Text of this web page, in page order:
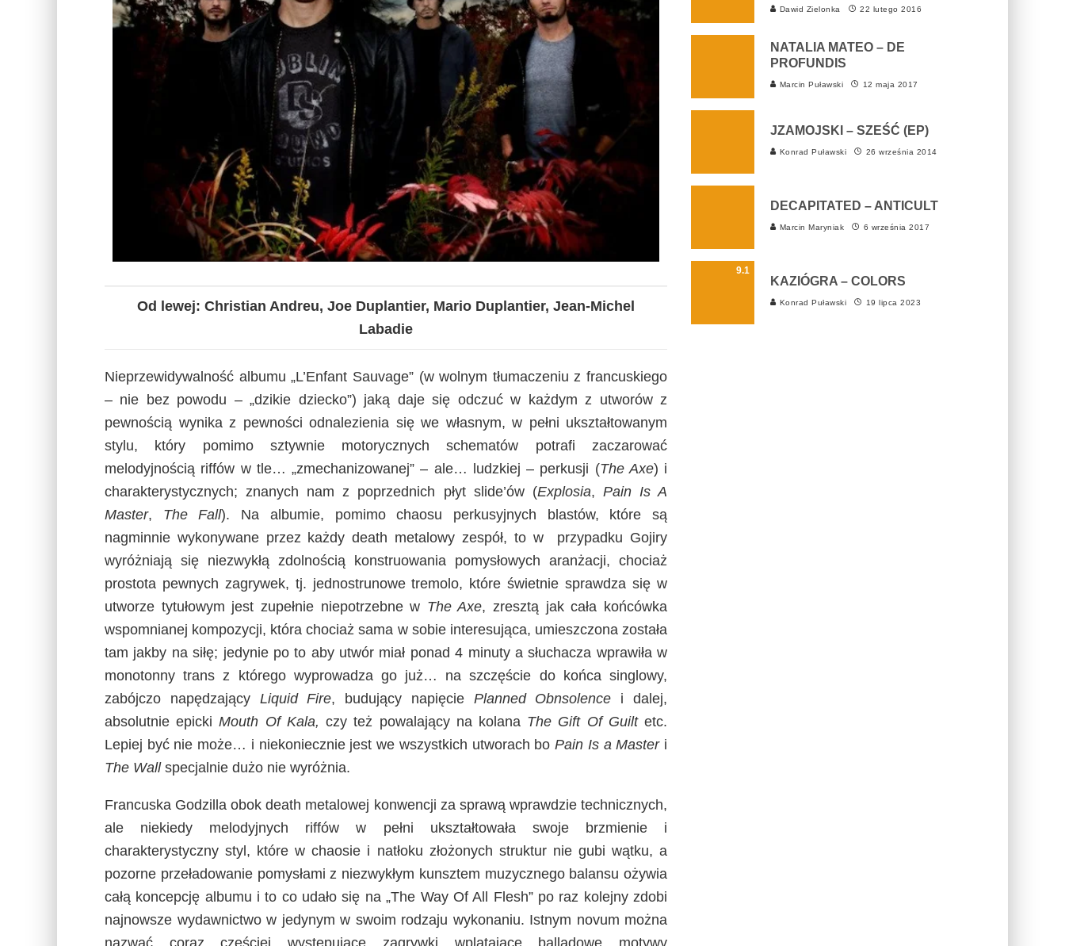
Od lewej: Christian Andreu, Joe Duplantier, Mario Duplantier, Jean-Michel
Labadie
Nieprzewidywalność albumu „L’Enfant Sauvage” (w wolnym tłumaczeniu z francuskiego
– nie bez powodu – „dzikie dziecko”) jaką daje się odczuć w każdym z utworów z
pewnością wynika z pewności odnalezienia się we własnym, w pełni ukształtowanym
stylu, który pomimo sztywnie motorycznych schematów potrafi zaczarować
melodyjnością riffów w tle… „zmechanizowanej” – ale… ludzkiej – perkusji (The Axe) i
charakterystycznych; znanych nam z poprzednich płyt slide’ów (Explosia, Pain Is A
Master, The Fall). Na albumie, pomimo chaosu perkusyjnych blastów, które są
nagminnie wykonywane przez każdy death metalowy zespół, to w przypadku Gojiry
wyróżniają się niezwykłą zdolnością konstruowania pomysłowych aranżacji, chociaż
prostota pewnych zagrywek, tj. jednostrunowe tremolo, które świetnie sprawdza się w
utworze tytułowym jest zupełnie niepotrzebne w The Axe, zresztą jak cała końcówka
wspomnianej kompozycji, która chociaż sama w sobie interesująca, umieszczona została
tam jakby na siłę; jedynie po to aby utwór miał ponad 4 minuty a słuchacza wprawiła w
monotonny trans z którego wyprowadza go już… na szczęście do końca singlowy,
zabójczo napędzający Liquid Fire, budujący napięcie Planned Obnsolence i dalej,
absolutnie epickiMouth Of Kala,czy też powalający na kolana The Gift Of Guiltetc.
Lepiej być nie może… i niekoniecznie jest we wszystkich utworach bo Pain Is a Masteri
The Wallspecjalnie dużo nie wyróżnia.
Francuska Godzilla obok death metalowej konwencji za sprawą wprawdzie technicznych,
ale niekiedy melodyjnych riffów w pełni ukształtowała swoje brzmienie i
charakterystyczny styl, które w chaosie i natłoku złożonych struktur nie gubi wątku, a
pozorne przeładowanie pomysłami z niezwykłym kunsztem muzycznego balansu ożywia
całą koncepcję albumu i to co udało się na „The Way Of All Flesh” po raz kolejny zdobi
najnowsze wydawnictwo w jedynym w swoim rodzaju wykonaniu. Istnym novum można
nazwać coraz częściej występujące zagrywki wplatające balladowe motywy
Dawid Zielonka 22 lutego 2016
NATALIA MATEO – DE
PROFUNDIS
Marcin Puławski 12 maja 2017
JZAMOJSKI – SZEŚĆ (EP)
Konrad Puławski 26 września 2014
DECAPITATED – ANTICULT
Marcin Maryniak 6 września 2017
9.1
KAZIÓGRA – COLORS
Konrad Puławski 19 lipca 2023